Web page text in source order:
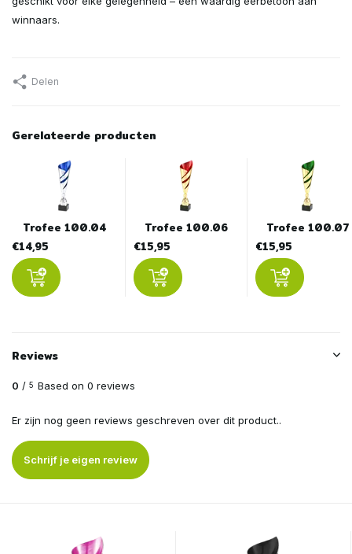
winnaars.
Delen
Gerelateerde producten
Trofee 100.04
€14,95
Trofee 100.06
€15,95
Trofee 100.07
€15,95
Reviews
0 / 5 Based on 0 reviews
Er zijn nog geen reviews geschreven over dit product..
Schrijf je eigen review